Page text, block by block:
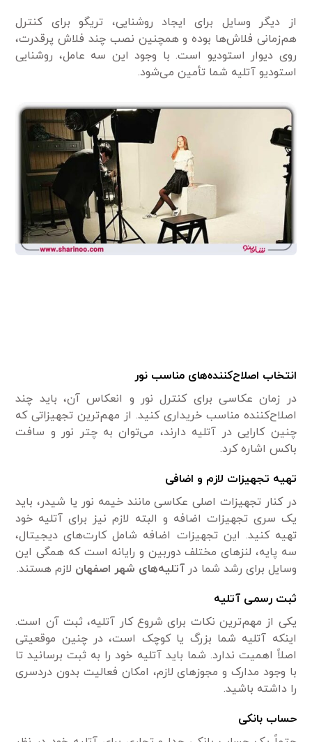
از دیگر وسایل برای ایجاد روشنایی، تریگو برای کنترل
هم‌زمانی فلاش‌ها بوده و همچنین نصب چند فلاش پرقدرت،
روی دیوار استودیو است. با وجود این سه عامل، روشنایی
استودیو آتلیه شما تأمین می‌شود.
انتخاب اصلاح‌کننده‌های مناسب نور
در زمان عکاسی برای کنترل نور و انعکاس آن، باید چند
اصلاح‌کننده مناسب خریداری کنید. از مهم‌ترین تجهیزاتی که
چنین کارایی در آتلیه دارند، می‌توان به چتر نور و سافت
باکس اشاره کرد.
تهیه تجهیزات لازم و اضافی
در کنار تجهیزات اصلی عکاسی مانند خیمه نور یا شیدر، باید
یک سری تجهیزات اضافه و البته لازم نیز برای آتلیه خود
تهیه کنید. این تجهیزات اضافه شامل کارت‌های دیجیتال،
سه پایه، لنز‌های مختلف دوربین و رایانه است که همگی این
وسایل برای رشد شما درآتلیه‌های شهر اصفهان لازم هستند.
ثبت رسمی آتلیه
یکی از مهم‌ترین نکات برای شروع کار آتلیه، ثبت آن است.
اینکه آتلیه شما بزرگ یا کوچک است، در چنین موقعیتی
اصلاً اهمیت ندارد. شما باید آتلیه خود را به ثبت برسانید تا
با وجود مدارک و مجوز‌های لازم، امکان فعالیت بدون دردسری
را داشته باشید.
حساب بانکی